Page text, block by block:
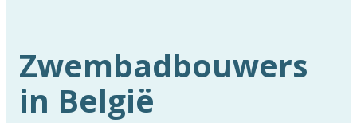
Zwembadbouwers
in België